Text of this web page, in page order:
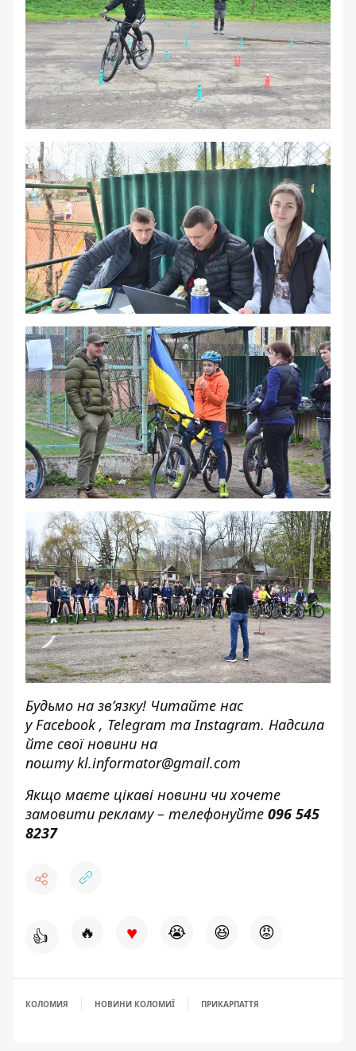
Будьмо на зв’язку! Читайте нас
уFacebook, Telegram таInstagram. Надсила
йте свої новини на
поштуkl.informator@gmail.com
Якщо маєте цікаві новини чи хочете
замовити рекламу – телефонуйте 096 545
8237
👍 🔥 ♥ 😭 😆 😡
КОЛОМИЯ НОВИНИ КОЛОМИЇ ПРИКАРПАТТЯ